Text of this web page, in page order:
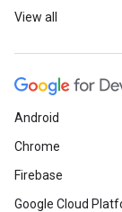
View all
Android
Chrome
Firebase
Google Cloud